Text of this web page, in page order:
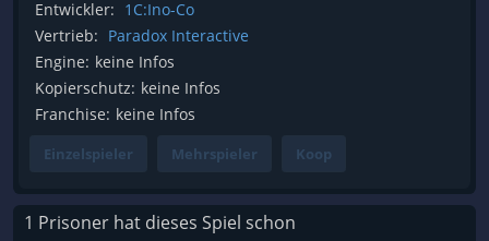
Entwickler: 1C:Ino-Co
Vertrieb: Paradox Interactive
Engine: keine Infos
Kopierschutz: keine Infos
Franchise: keine Infos
Einzelspieler Mehrspieler Koop
1 Prisoner hat dieses Spiel schon